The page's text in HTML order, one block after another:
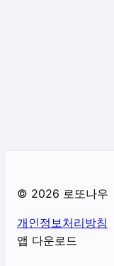
© 2026 로또나우
개인정보처리방침
앱 다운로드